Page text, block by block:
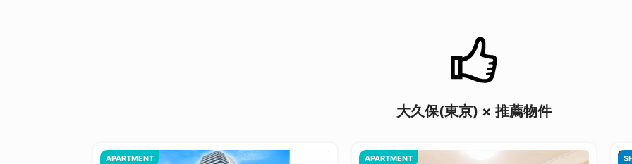
大久保(東京) × 推薦物件
APARTMENT APARTMENT